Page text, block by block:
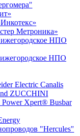
Метроника»
НПО
НПО
Electric Canalis
ZUCCHINI
Xpert® Busbar
"Hercules"